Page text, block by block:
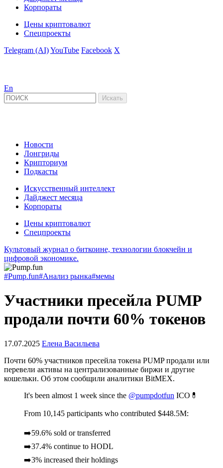
Корпораты
Цены криптовалют
Спецпроекты
Telegram (AI)YouTube Facebook X
En
Новости
Лонгриды
Крипториум
Подкасты
Искусственный интеллект
Дайджест месяца
Корпораты
Цены криптовалют
Спецпроекты
Культовый журнал о биткоине, технологии блокчейн и
цифровой экономике.
#Pump.fun#Анализ рынка#мемы
Участники пресейла PUMP
продали почти 60% токенов
17.07.2025 Елена Васильева
Почти 60% участников пресейла токена PUMP продали или
перевели активы на централизованные биржи и другие
кошельки. Об этом сообщили аналитики BitMEX.
It's been almost 1 week since the @pumpdotfun ICO💊
From 10,145 participants who contributed $448.5M:
➡️59.6% sold or transferred
➡️37.4% continue to HODL
➡️3% increased their holdings